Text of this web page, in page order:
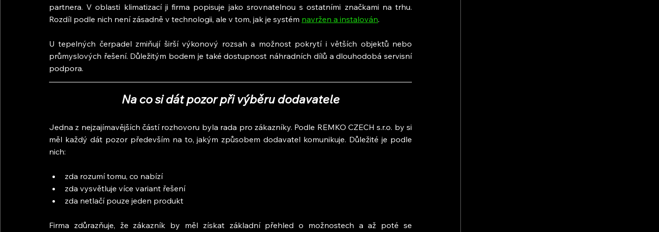
partnera. V oblasti klimatizací ji firma popisuje jako srovnatelnou s ostatními značkami na trhu.
Rozdíl podle nich není zásadně v technologii, ale v tom, jak je systém navržen a instalován.
U tepelných čerpadel zmiňují širší výkonový rozsah a možnost pokrytí i větších objektů nebo
průmyslových řešení. Důležitým bodem je také dostupnost náhradních dílů a dlouhodobá servisní
podpora.
Na co si dát pozor při výběru dodavatele
Jedna z nejzajímavějších částí rozhovoru byla rada pro zákazníky. Podle REMKO CZECH s.r.o. by si
měl každý dát pozor především na to, jakým způsobem dodavatel komunikuje. Důležité je podle
nich:
zda rozumí tomu, co nabízí
zda vysvětluje více variant řešení
zda netlačí pouze jeden produkt
Firma zdůrazňuje, že zákazník by měl získat základní přehled o možnostech a až poté se